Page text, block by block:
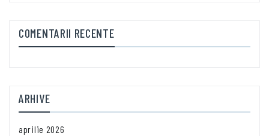
COMENTARII RECENTE
ARHIVE
aprilie 2026